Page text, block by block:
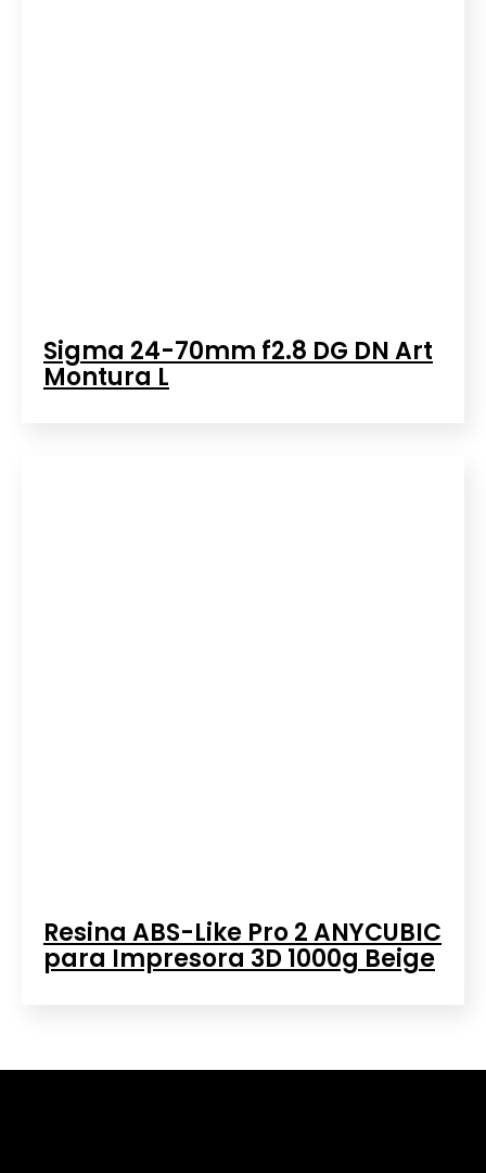
Sigma 24-70mm f2.8 DG DN Art
Montura L
Resina ABS-Like Pro 2 ANYCUBIC
para Impresora 3D 1000g Beige